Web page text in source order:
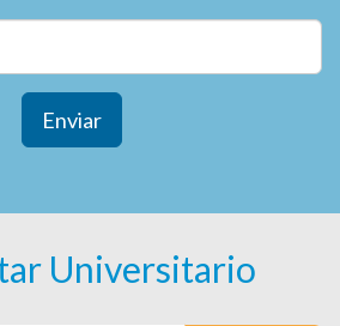
Enviar
Universitario